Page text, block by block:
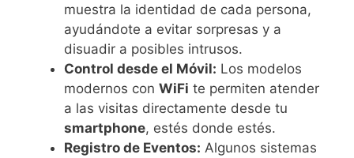
muestra la identidad de cada persona,
ayudándote a evitar sorpresas y a
disuadir a posibles intrusos.
Control desde el Móvil: Los modelos
modernos con WiFi te permiten atender
a las visitas directamente desde tu
smartphone, estés donde estés.
Registro de Eventos: Algunos sistemas